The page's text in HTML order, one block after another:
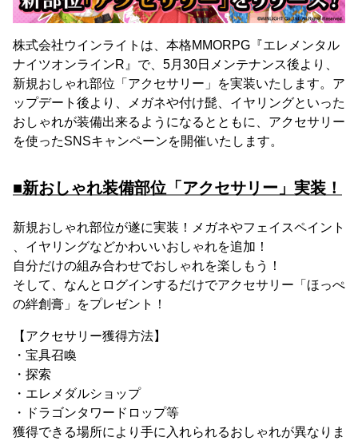
株式会社ウインライトは、本格MMORPG『エレメンタル
ナイツオンラインR』で、5月30日メンテナンス後より、
新規おしゃれ部位「アクセサリー」を実装いたします。ア
ップデート後より、メガネや付け髭、イヤリングといった
おしゃれが装備出来るようになるとともに、アクセサリー
を使ったSNSキャンペーンを開催いたします。
■新おしゃれ装備部位「アクセサリー」実装！
新規おしゃれ部位が遂に実装！メガネやフェイスペイント
、イヤリングなどかわいいおしゃれを追加！
自分だけの組み合わせでおしゃれを楽しもう！
そして、なんとログインするだけでアクセサリー「ほっぺ
の絆創膏」をプレゼント！
【アクセサリー獲得方法】
・宝具召喚
・探索
・エレメダルショップ
・ドラゴンタワードロップ等
獲得できる場所により手に入れられるおしゃれが異なりま